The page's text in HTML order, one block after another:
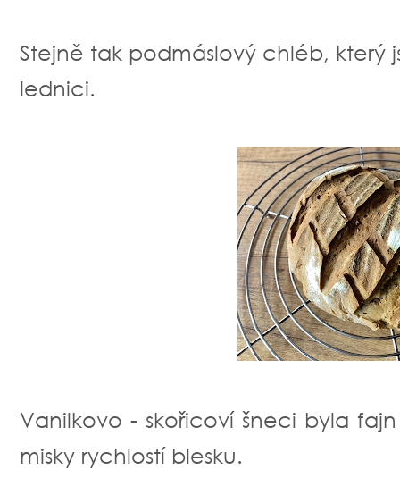
Stejně tak podmáslový chléb, který
lednici.
Vanilkovo - skořicoví šneci byla
misky rychlostí blesku.